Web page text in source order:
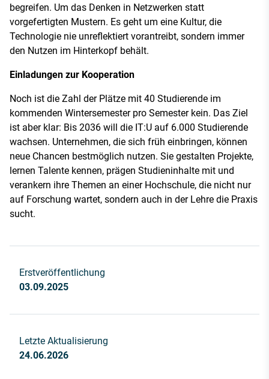
begreifen. Um das Denken in Netzwerken statt
vorgefertigten Mustern. Es geht um eine Kultur, die
Technologie nie unreflektiert vorantreibt, sondern immer
den Nutzen im Hinterkopf behält.
Einladungen zur Kooperation
Noch ist die Zahl der Plätze mit 40 Studierende im
kommenden Wintersemester pro Semester kein. Das Ziel
ist aber klar: Bis 2036 will die IT:U auf 6.000 Studierende
wachsen. Unternehmen, die sich früh einbringen, können
neue Chancen bestmöglich nutzen. Sie gestalten Projekte,
lernen Talente kennen, prägen Studieninhalte mit und
verankern ihre Themen an einer Hochschule, die nicht nur
auf Forschung wartet, sondern auch in der Lehre die Praxis
sucht.
Erstveröffentlichung
03.09.2025
Letzte Aktualisierung
24.06.2026